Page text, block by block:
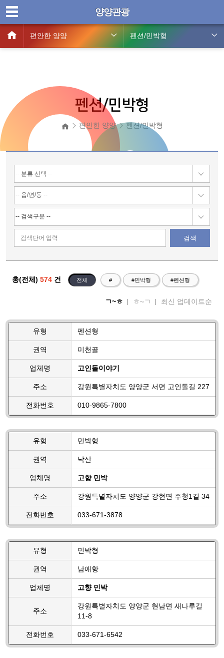
양양관광
편안한 양양 펜션/민박형
펜션/민박형
편안한 양양 펜션/민박형
검색
총(전체) 574 건 전체 # #민박형 #펜션형
ㄱ~ㅎ ㅎ~ㄱ 최신 업데이트순
유형 펜션형
권역 미천골
업체명 고인돌이야기
주소 강원특별자치도 양양군 서면 고인돌길 227
전화번호 010-9865-7800
유형 민박형
권역 낙산
업체명 고향 민박
주소 강원특별자치도 양양군 강현면 주청1길 34
전화번호 033-671-3878
유형 민박형
권역 남애항
업체명 고향 민박
주소
강원특별자치도 양양군 현남면 새나루길
11-8
전화번호 033-671-6542